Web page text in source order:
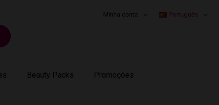
Português
Minha conta
Beauty Packs Promoções